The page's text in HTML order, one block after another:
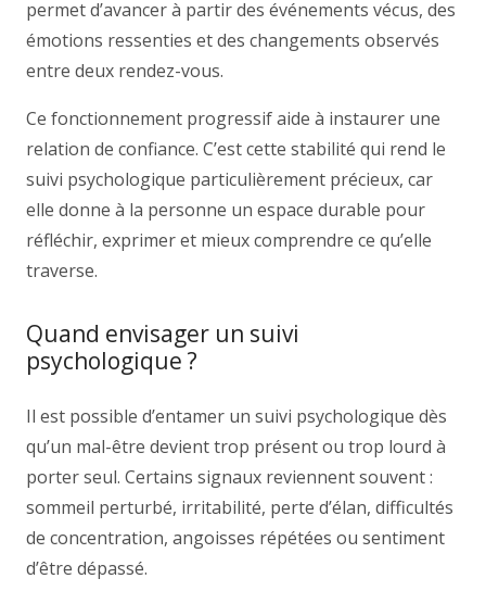
permet d’avancer à partir des événements vécus, des
émotions ressenties et des changements observés
entre deux rendez-vous.
Ce fonctionnement progressif aide à instaurer une
relation de confiance. C’est cette stabilité qui rend le
suivi psychologique particulièrement précieux, car
elle donne à la personne un espace durable pour
réfléchir, exprimer et mieux comprendre ce qu’elle
traverse.
Quand envisager un suivi
psychologique ?
Il est possible d’entamer un suivi psychologique dès
qu’un mal-être devient trop présent ou trop lourd à
porter seul. Certains signaux reviennent souvent :
sommeil perturbé, irritabilité, perte d’élan, difficultés
de concentration, angoisses répétées ou sentiment
d’être dépassé.